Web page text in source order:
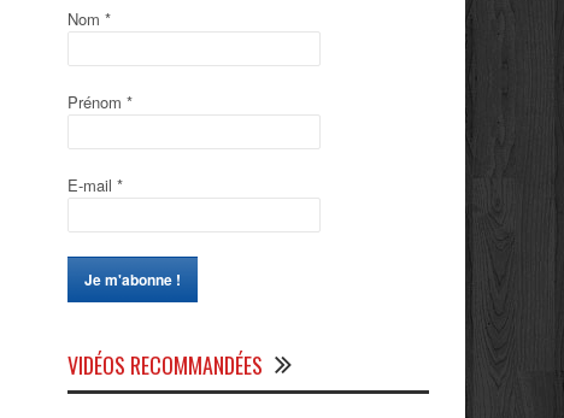
Nom *
Prénom *
E-mail *
VIDÉOS RECOMMANDÉES